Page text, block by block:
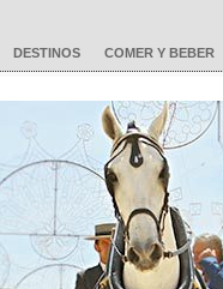
DESTINOS COMER Y BEBER